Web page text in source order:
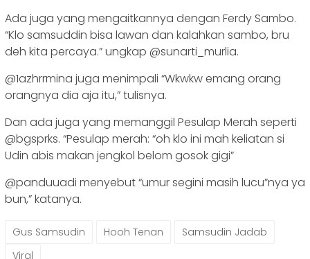
Ada juga yang mengaitkannya dengan Ferdy Sambo.
“Klo samsuddin bisa lawan dan kalahkan sambo, bru
deh kita percaya.” ungkap @sunarti_murlia.
@1azhrrmina juga menimpali “Wkwkw emang orang
orangnya dia aja itu,” tulisnya.
Dan ada juga yang memanggil Pesulap Merah seperti
@bgsprks. “Pesulap merah: “oh klo ini mah keliatan si
Udin abis makan jengkol belom gosok gigi”
@panduuadi menyebut “umur segini masih lucu”nya ya
bun,” katanya.
Gus Samsudin Hooh Tenan
Samsudin Jadab
Viral